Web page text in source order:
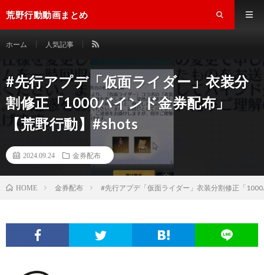
荒野行動動画まとめ
ホーム 人気記事
#先行アプデ「仮面ライダー」衣装分
割修正「1000バインド金券配布」
【荒野行動】#shots
2024.09.24 金券配布
HOME 金券配布 #先行アプデ「仮面ライダー」衣装分割修正「